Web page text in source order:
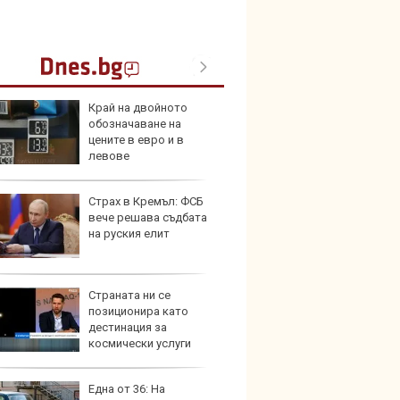
Край на двойното
обозначаване на
цените в евро и в
левове
Страх в Кремъл: ФСБ
вече решава съдбата
на руския елит
Страната ни се
позиционира като
дестинация за
космически услуги
Една от 36: На